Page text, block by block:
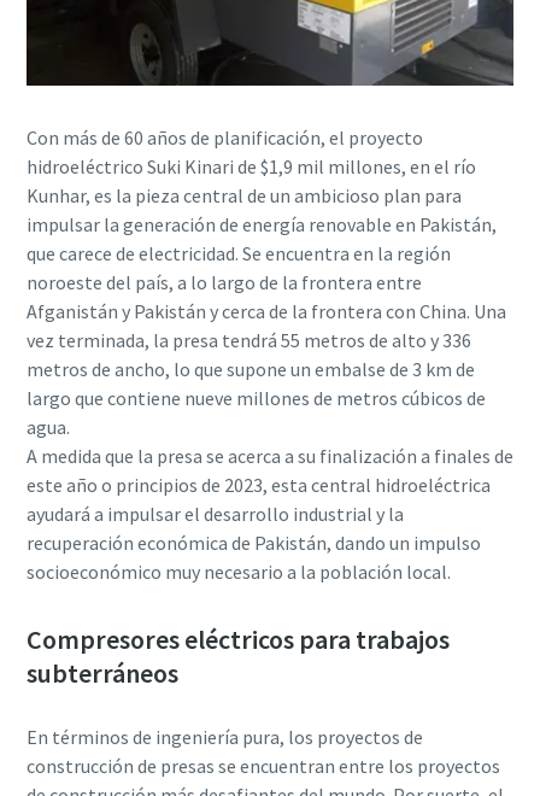
Con más de 60 años de planificación, el proyecto
hidroeléctrico Suki Kinari de $1,9 mil millones, en el río
Kunhar, es la pieza central de un ambicioso plan para
impulsar la generación de energía renovable en Pakistán,
que carece de electricidad. Se encuentra en la región
noroeste del país, a lo largo de la frontera entre
Afganistán y Pakistán y cerca de la frontera con China. Una
vez terminada, la presa tendrá 55 metros de alto y 336
metros de ancho, lo que supone un embalse de 3 km de
largo que contiene nueve millones de metros cúbicos de
agua.
A medida que la presa se acerca a su finalización a finales de
este año o principios de 2023, esta central hidroeléctrica
ayudará a impulsar el desarrollo industrial y la
recuperación económica de Pakistán, dando un impulso
socioeconómico muy necesario a la población local.
Compresores eléctricos para trabajos
subterráneos
En términos de ingeniería pura, los proyectos de
construcción de presas se encuentran entre los proyectos